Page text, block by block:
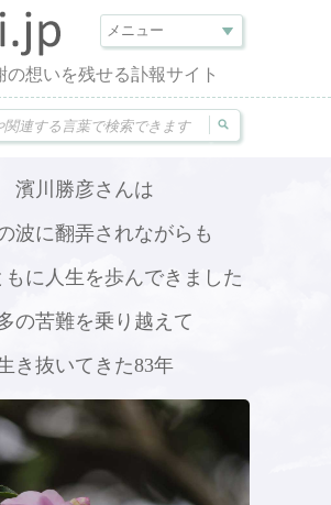
の想いを残せる訃報サイト
濱川勝彦さんは
波に翻弄されながらも
もに人生を歩んできました
の苦難を乗り越えて
き抜いてきた83年